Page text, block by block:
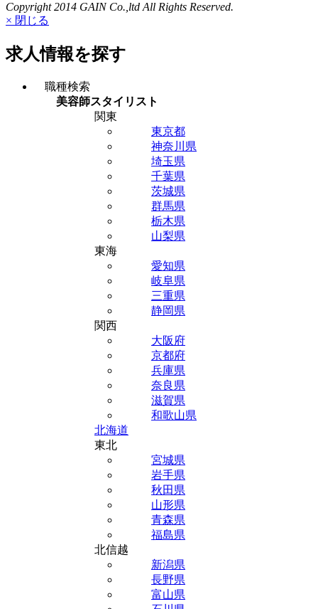
Copyright 2014 GAIN Co.,ltd All Rights Reserved.
× 閉じる
求人情報を探す
職種検索
美容師スタイリスト
関東
東京都
神奈川県
埼玉県
千葉県
茨城県
群馬県
栃木県
山梨県
東海
愛知県
岐阜県
三重県
静岡県
関西
大阪府
京都府
兵庫県
奈良県
滋賀県
和歌山県
北海道
東北
宮城県
岩手県
秋田県
山形県
青森県
福島県
北信越
新潟県
長野県
富山県